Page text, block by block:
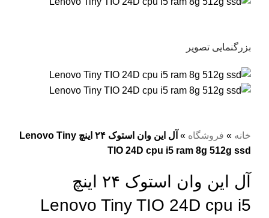
بزرگنمایی تصویر
خانه » فروشگاه »
آل این وان استوک ۲۴ اینچ Lenovo Tiny
TIO 24D cpu i5 ram 8g 512g ssd
آل این وان استوک ۲۴ اینچ
Lenovo Tiny TIO 24D cpu i5